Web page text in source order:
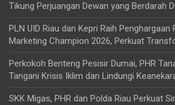
Tikung Perjuangan Dewan yang Berdarah
PLN UID Riau dan Kepri Raih Penghargaan
Marketing Champion 2026, Perkuat
Perkokoh Benteng Pesisir Dumai, PHR
Tangani Krisis Iklim dan Lindungi
SKK Migas, PHR dan Polda Riau Perkuat